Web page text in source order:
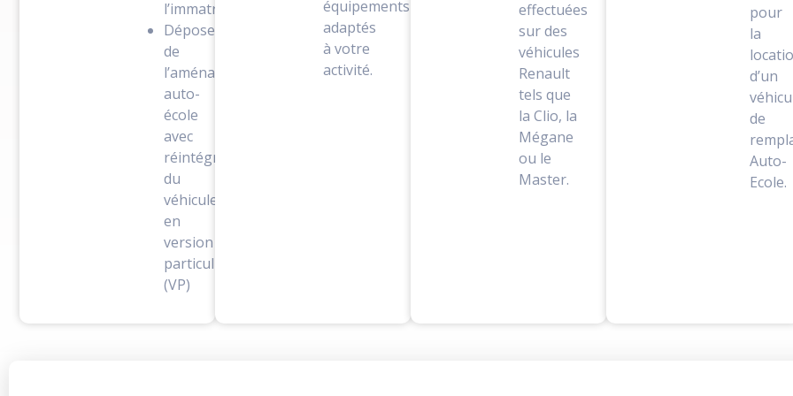
l’immatriculation
Dépose
de
l’aménagement
auto-
école
avec
réintégration
du
véhicule
en
version
particulière
(VP)
équipements
adaptés
à votre
activité.
effectuées
sur des
véhicules
Renault
tels que
la Clio, la
Mégane
ou le
Master.
pour
la
d’un
de
Auto-
Ecole.